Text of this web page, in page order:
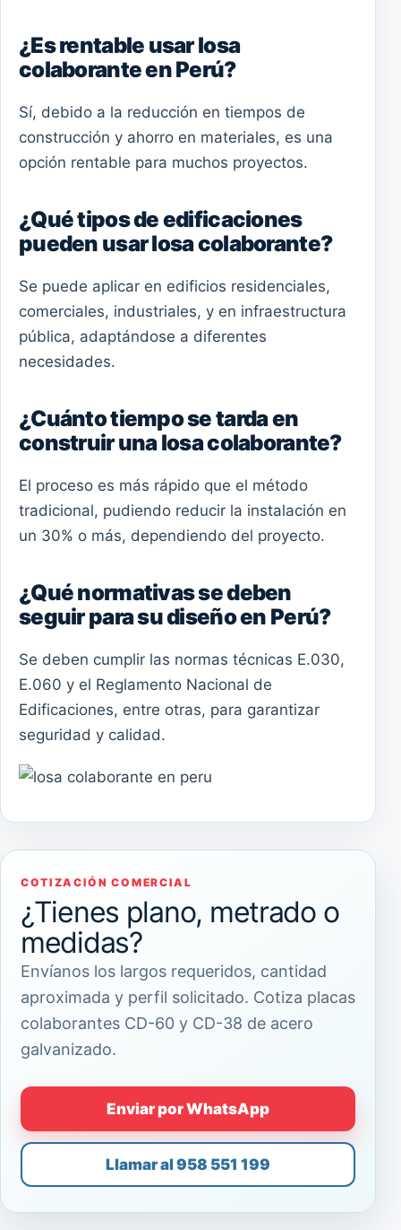
¿Es rentable usar losa
colaborante en Perú?
Sí, debido a la reducción en tiempos de
construcción y ahorro en materiales, es una
opción rentable para muchos proyectos.
¿Qué tipos de edificaciones
pueden usar losa colaborante?
Se puede aplicar en edificios residenciales,
comerciales, industriales, y en infraestructura
pública, adaptándose a diferentes
necesidades.
¿Cuánto tiempo se tarda en
construir una losa colaborante?
El proceso es más rápido que el método
tradicional, pudiendo reducir la instalación en
un 30% o más, dependiendo del proyecto.
¿Qué normativas se deben
seguir para su diseño en Perú?
Se deben cumplir las normas técnicas E.030,
E.060 y el Reglamento Nacional de
Edificaciones, entre otras, para garantizar
seguridad y calidad.
COTIZACIÓN COMERCIAL
¿Tienes plano, metrado o
medidas?
Envíanos los largos requeridos, cantidad
aproximada y perfil solicitado. Cotiza placas
colaborantes CD-60 y CD-38 de acero
galvanizado.
Enviar por WhatsApp
Llamar al 958 551 199